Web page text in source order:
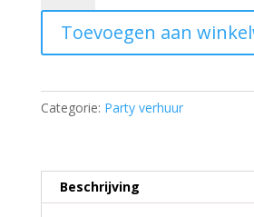
6x3
kleur
licht
/
Beige
Toevoegen aan
Categorie: Party verhuur
Beschrijving